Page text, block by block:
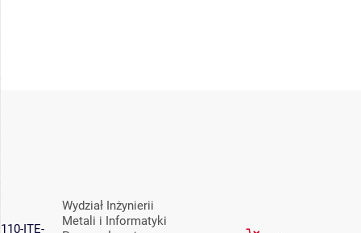
110-ITE-
Wydział Inżynierii
Metali i Informatyki